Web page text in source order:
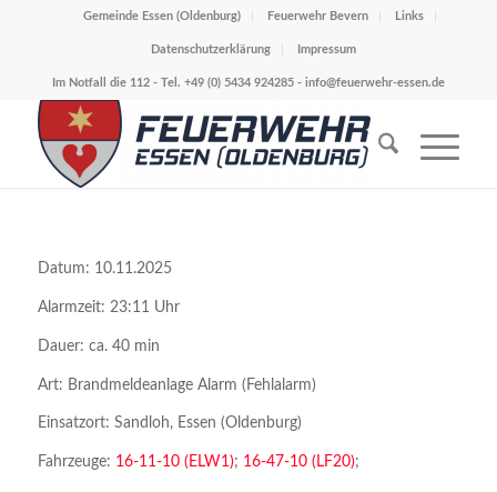
Gemeinde Essen (Oldenburg) Feuerwehr Bevern Links
Datenschutzerklärung Impressum
Im Notfall die 112 - Tel. +49 (0) 5434 924285 - info@feuerwehr-essen.de
Datum: 10.11.2025
Alarmzeit: 23:11 Uhr
Dauer: ca. 40 min
Art: Brandmeldeanlage Alarm (Fehlalarm)
Einsatzort: Sandloh, Essen (Oldenburg)
Fahrzeuge: 16-11-10 (ELW1); 16-47-10 (LF20);